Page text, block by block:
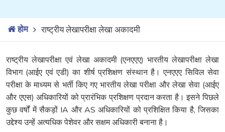
होम राष्ट्रीय लेखापरीक्षा लेखा अकादमी
राष्ट्रीय लेखापरीक्षा एवं लेखा अकादमी (एनएएए) भारतीय लेखापरीक्षा लेखा
विभाग (आईए एवं एडी) का शीर्ष प्रशिक्षण संस्थान है। एनएएए सिविल सेवा
परीक्षा के माध्यम से भर्ती किए गए भारतीय लेखा परीक्षा और लेखा सेवा (आईए
और एएस) अधिकारियों को प्रारंभिक प्रशिक्षण प्रदान करता है। इसने पिछले
कुछ वर्षों में सैकड़ों IA और AS अधिकारियों को प्रशिक्षित किया है, जिसका
उद्देश्य उन्हें अत्यधिक पेशेवर और सक्षम अधिकारी बनाना है।